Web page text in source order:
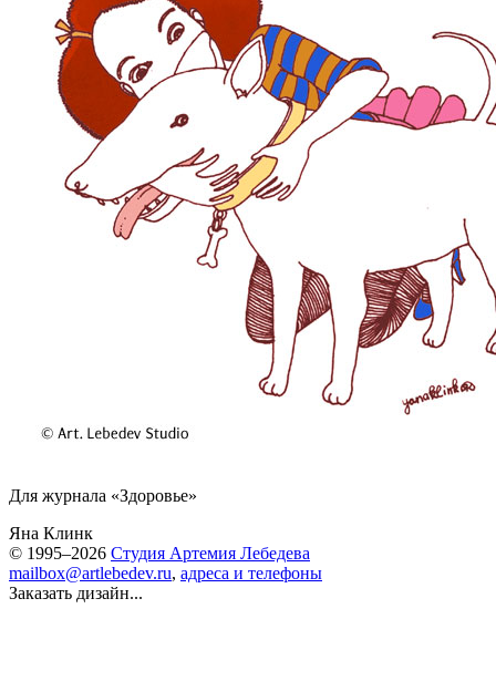
Для журнала «Здоровье»
Яна Клинк
© 1995–2026 Студия Артемия Лебедева
mailbox@artlebedev.ru, адреса и телефоны
Заказать дизайн...